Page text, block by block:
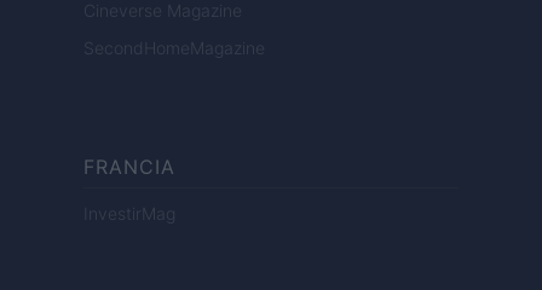
Cineverse Magazine
SecondHomeMagazine
FRANCIA
InvestirMag